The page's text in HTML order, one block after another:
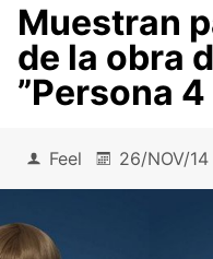
Muestran
de la obra
”Persona
Feel 26/NOV/14